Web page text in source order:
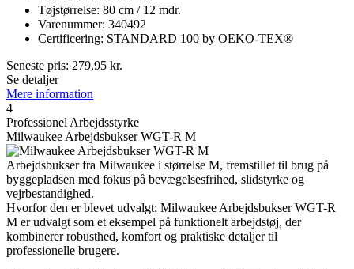
Tøjstørrelse: 80 cm / 12 mdr.
Varenummer: 340492
Certificering: STANDARD 100 by OEKO-TEX®
Seneste pris: 279,95 kr.
Se detaljer
Mere information
4
Professionel Arbejdsstyrke
Milwaukee Arbejdsbukser WGT-R M
Arbejdsbukser fra Milwaukee i størrelse M, fremstillet til brug på
byggepladsen med fokus på bevægelsesfrihed, slidstyrke og
vejrbestandighed.
Hvorfor den er blevet udvalgt: Milwaukee Arbejdsbukser WGT-R
M er udvalgt som et eksempel på funktionelt arbejdstøj, der
kombinerer robusthed, komfort og praktiske detaljer til
professionelle brugere.